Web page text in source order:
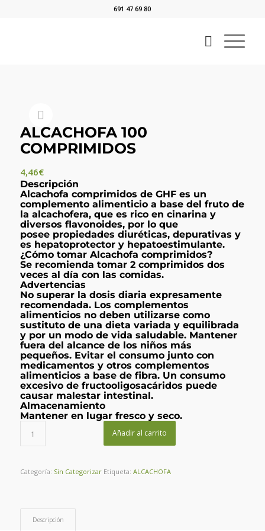
691 47 69 80
ALCACHOFA 100
COMPRIMIDOS
4,46€
Descripción
Alcachofa comprimidos de GHF es un
complemento alimenticio a base del fruto de
la alcachofera, que es rico en cinarina y
diversos flavonoides, por lo que
posee propiedades diuréticas, depurativas y
es hepatoprotector y hepatoestimulante.
¿Cómo tomar Alcachofa comprimidos?
Se recomienda tomar 2 comprimidos dos
veces al día con las comidas.
Advertencias
No superar la dosis diaria expresamente
recomendada. Los complementos
alimenticios no deben utilizarse como
sustituto de una dieta variada y equilibrada
y por un modo de vida saludable. Mantener
fuera del alcance de los niños más
pequeños. Evitar el consumo junto con
medicamentos y otros complementos
alimenticios a base de fibra. Un consumo
excesivo de fructooligosacáridos puede
causar malestar intestinal.
Almacenamiento
Mantener en lugar fresco y seco.
Añadir al carrito
Categoría: Sin Categorizar Etiqueta: ALCACHOFA
Descripción